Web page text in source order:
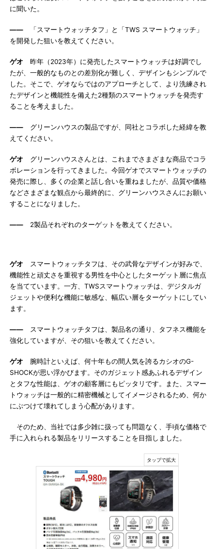
に聞いた。
―― 「スマートウォッチタフ」と「TWS スマートウォッチ」
を開発した狙いを教えてください。
ゲオ 昨年（2023年）に発売したスマートウォッチは好調でし
たが、一般的なものとの差別化が難しく、デザインもシンプルで
した。そこで、ゲオならではのアプローチとして、より洗練され
たデザインと機能性を備えた2種類のスマートウォッチを発売す
ることを考えました。
―― グリーンハウスの製品ですが、同社とコラボした経緯を教
えてください。
ゲオ グリーンハウスさんとは、これまでさまざまな商品でコラ
ボレーションを行ってきました。今回ゲオでスマートウォッチの
発売に際し、多くの企業と話し合いを重ねましたが、品質や価格
などさまざまな観点から最終的に、グリーンハウスさんにお願い
することになりました。
―― 2製品それぞれのターゲットを教えてください。
ゲオ スマートウォッチタフは、その武骨なデザインが好みで、
機能性と頑丈さを重視する男性を中心としたターゲット層に焦点
を当てています。一方、TWSスマートウォッチは、デジタルガ
ジェットや便利な機能に敏感な、幅広い層をターゲットにしてい
ます。
―― スマートウォッチタフは、製品名の通り、タフネス機能を
強化していますが、その狙いを教えてください。
ゲオ 腕時計といえば、何十年もの間人気を誇るカシオのG-
SHOCKが思い浮かびます。そのガジェット感あふれるデザイン
とタフな性能は、ゲオの顧客層にもピッタリです。また、スマー
トウォッチは一般的に精密機械としてイメージされるため、何か
にぶつけて壊れてしまう心配があります。
そのため、当社では多少雑に扱っても問題なく、手頃な価格で
手に入れられる製品をリリースすることを目指しました。